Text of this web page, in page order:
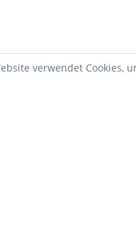
verwendet Cookies,